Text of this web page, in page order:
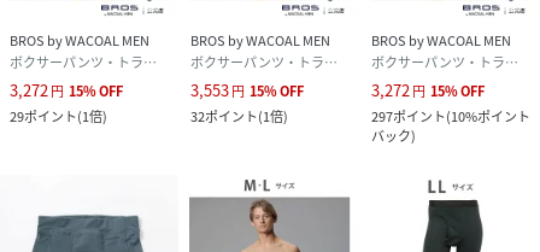
BROS by WACOAL MEN
ボクサーパンツ・トランクス
3,272円 15%OFF
29ポイント(1倍)
BROS by WACOAL MEN
ボクサーパンツ・トランクス
3,553円 15%OFF
32ポイント(1倍)
BROS by WACOAL MEN
ボクサーパンツ・トランクス
3,272円 15%OFF
297ポイント(10%ポイント
バック)